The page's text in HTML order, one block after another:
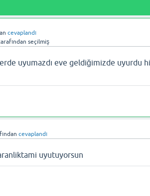
cevaplandı
seçilmiş
uyumazdı eve geldiğimizde uyurdu
cevaplandı
uyutuyorsun